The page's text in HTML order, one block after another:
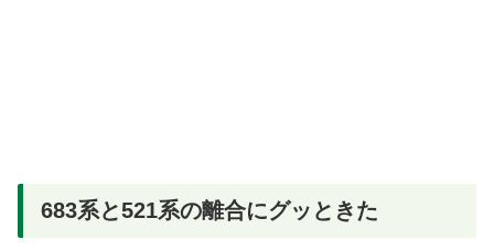
683系と521系の離合にグッときた